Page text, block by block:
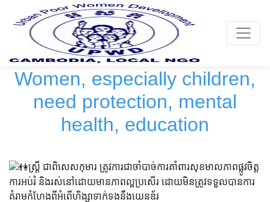
Women, especially children,
need protection, mental
health, education
ស្រ្តី​ ជាពិសេសកុមារ ត្រូវការជាចាំបាច់ការគាំពារសុខមាលភាពផ្លូវចិត្ត
ការអប់រំ និងរស់នៅដោយមានភាពល្អប្រសើរ ដោយមិនត្រូវទទួលបានការ
គំរាមកំហែងពីអំពើហិង្សាទាក់ទងនឹងយេនឌ័រ